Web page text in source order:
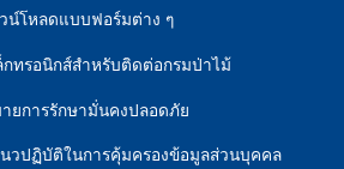
น์โหลดแบบฟอร์มต่าง ๆ
กทรอนิกส์สำหรับติดต่อกรมป่าไม้
ยการรักษามั่นคงปลอดภัย
วปฏิบัติในการคุ้มครองข้อมูลส่วนบุคคล